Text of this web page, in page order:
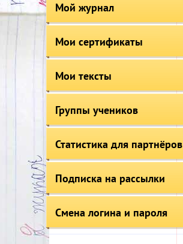
Мой журнал
Мои сертификаты
Мои тексты
Группы учеников
Статистика для партнёров
Подписка на рассылки
Смена логина и пароля